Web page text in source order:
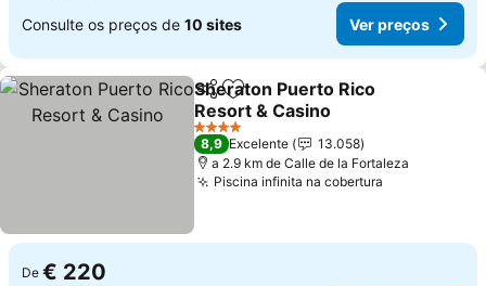
Consulte os preços de 10 sites Ver preços
PartilharAdicionar aos favoritos
Sheraton Puerto Rico
Resort & Casino
Ver preços
4 Estrelas
8,9 Excelente
13.058
a 2.9 km de Calle de la Fortaleza
Piscina infinita na cobertura
De € 220